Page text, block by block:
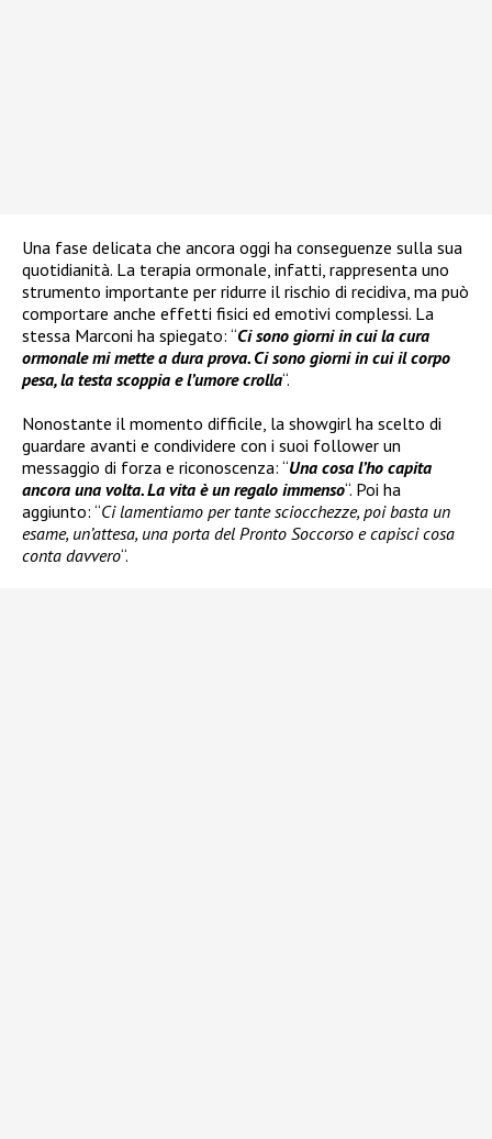
Una fase delicata che ancora oggi ha conseguenze sulla sua
quotidianità. La terapia ormonale, infatti, rappresenta uno
strumento importante per ridurre il rischio di recidiva, ma può
comportare anche effetti fisici ed emotivi complessi. La
stessa Marconi ha spiegato: “Ci sono giorni in cui la cura
ormonale mi mette a dura prova. Ci sono giorni in cui il corpo
pesa, la testa scoppia e l’umore crolla“.
Nonostante il momento difficile, la showgirl ha scelto di
guardare avanti e condividere con i suoi follower un
messaggio di forza e riconoscenza: “Una cosa l’ho capita
ancora una volta. La vita è un regalo immenso“. Poi ha
aggiunto: “Ci lamentiamo per tante sciocchezze, poi basta un
esame, un’attesa, una porta del Pronto Soccorso e capisci cosa
conta davvero“.